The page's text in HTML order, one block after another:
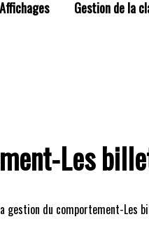
Affichages Gestion de la
Les
gestion du comportement-Les